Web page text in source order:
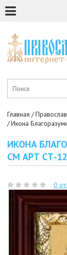
Главная
Икона
ИКОНА
СМ АРТ СТ-
0